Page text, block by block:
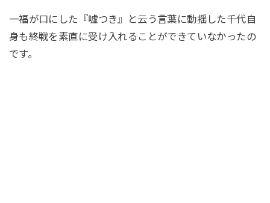
一福が口にした『嘘つき』と云う言葉に動揺した千代自
身も終戦を素直に受け入れることができていなかったの
です。